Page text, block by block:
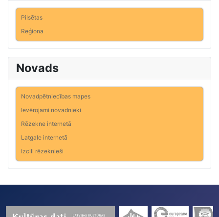
Pilsētas
Reģiona
Novads
Novadpētniecības mapes
Ievērojami novadnieki
Rēzekne internetā
Latgale internetā
Izcili rēzeknieši